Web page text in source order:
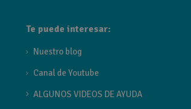
black gun metal, oro cepillado, oro rosa
Te puede interesar:
Nuestro blog
Canal de Youtube
ALGUNOS VIDEOS DE AYUDA